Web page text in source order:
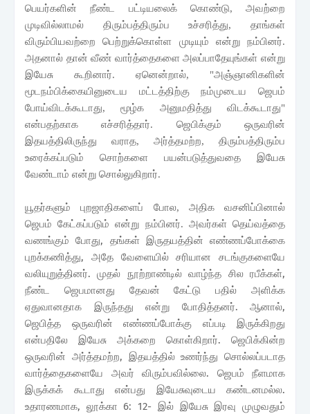
பெயர்களின் நீண்ட பட்டியலைக் கொண்டு, அவற்றை
முடிவில்லாமல் திரும்பத்திரும்ப உச்சரித்து,தாங்கள்
விரும்பியவற்றை பெற்றுக்கொள்ள முடியும் என்று நம்பினர்.
அதனால் தான் வீண் வார்த்தைகளை அலப்பாதேயுங்கள் என்று
இயேசு கூறினார். ஏனென்றால், "அஞ்ஞானிகளின்
மூடநம்பிக்கையினுடைய மட்டத்திற்கு நம்முடைய ஜெபம்
போய்விடக்கூடாது,மூழ்க அனுமதித்து விடக்கூடாது"
என்பதற்காக எச்சரித்தார். ஜெபிக்கும் ஒருவரின்
இதயத்திலிருந்து வராத, அர்த்தமற்ற, திரும்பத்திரும்ப
உரைக்கப்படும் சொற்களை பயன்படுத்துவதை இயேசு
வேண்டாம் என்று சொல்லுகிறார்.
யூதர்களும் புறஜாதிகளைப் போல, அதிக வசனிப்பினால்
ஜெபம் கேட்கப்படும் என்று நம்பினர். அவர்கள் தெய்வத்தை
வணங்கும் போது, தங்கள் இருதயத்தின் எண்ணப்போக்கை
புறக்கணித்து, அதே வேளையில் சரியான சடங்குகளையே
வலியுறுத்தினர். முதல் நூற்றாண்டில் வாழ்ந்த சில ரபீக்கள்,
நீண்ட ஜெபமானது தேவன் கேட்டு பதில் அளிக்க
ஏதுவானதாக இருந்தது என்று போதித்தனர். ஆனால்,
ஜெபித்த ஒருவரின் எண்ணப்போக்கு எப்படி இருக்கிறது
என்பதிலே இயேசு அக்கறை கொள்கிறார். ஜெபிக்கின்ற
ஒருவரின் அர்த்தமற்ற, இதயத்தில் உணர்ந்து சொல்லப்படாத
வார்த்தைகளையே அவர் விரும்பவில்லை. ஜெபம் நீளமாக
இருக்கக் கூடாது என்பது இயேசுவுடைய கண்டனமல்ல.
உதாரணமாக, லூக்கா 6: 12- இல் இயேசு இரவு முழுவதும்